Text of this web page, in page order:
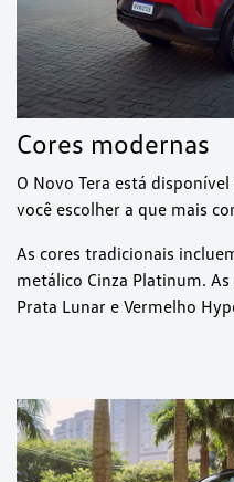
Cores modernas
O Novo Tera está
você escolher a que mais
As cores tradicionais
metálico Cinza Platinum.
Prata Lunar e Vermelho